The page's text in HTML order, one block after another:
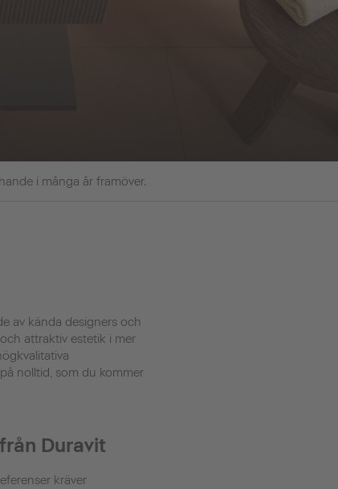
i många år framöver.
av kända designers och
attraktiv estetik i mer
nolltid, som du kommer
Duravit
kräver